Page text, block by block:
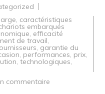
, caractéristiques
embarqués
, efficacité
de travail,
, garantie du
, performances, prix,
, technologiques,
commentaire